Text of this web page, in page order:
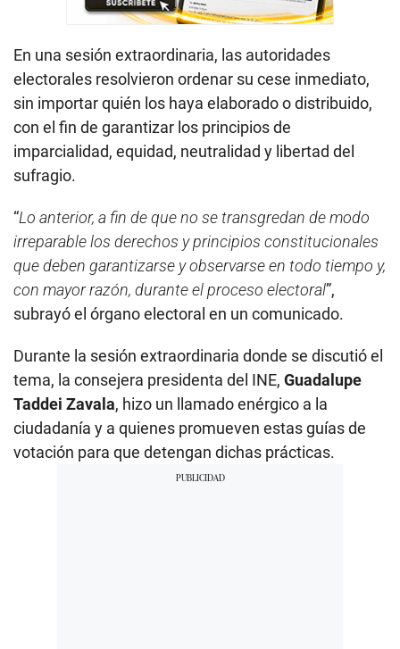
En una sesión extraordinaria, las autoridades
electorales resolvieron ordenar su cese inmediato,
sin importar quién los haya elaborado o distribuido,
con el fin de garantizar los principios de
imparcialidad, equidad, neutralidad y libertad del
sufragio.
“Lo anterior, a fin de que no se transgredan de modo
irreparable los derechos y principios constitucionales
que deben garantizarse y observarse en todo tiempo y,
con mayor razón, durante el proceso electoral”,
subrayó el órgano electoral en un comunicado.
Durante la sesión extraordinaria donde se discutió el
tema, la consejera presidenta del INE, Guadalupe
Taddei Zavala, hizo un llamado enérgico a la
ciudadanía y a quienes promueven estas guías de
votación para que detengan dichas prácticas.